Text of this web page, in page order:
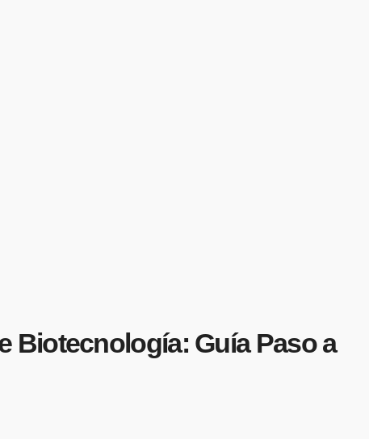
Biotecnología: Guía Paso a